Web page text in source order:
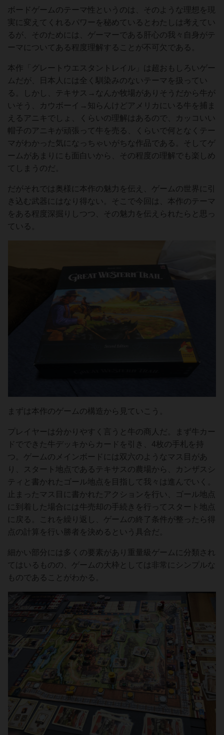
ボードゲームのテーマ性というのは、そのような理想を現
実に変えてくれるパワーを秘めているとわたしは考えてい
るが、そのためには、ゲーマーである肝心の我々自身がテ
ーマについてある程度理解することが不可欠である。
本作「グレートウエスタントレイル」は超おもしろいゲー
ムだが、日本人には全く馴染みのないテーマを扱ってい
る。しかし、テキサス→なんか牧場がありそうだから牛が
いそう、カウボーイ→知らんけどアメリカにいる牛を捕ま
えるアニキでしょ、くらいの理解はあるので、カッコいい
帽子のアニキが頑張って牛を売る、くらいで何となくテー
マがわかった気になっちゃいがちな作品である。そしてゲ
ームがあまりにも面白いから、その程度の理解でも楽しめ
てしまうのだ。
だがそれでは奥様に本作の魅力を伝え、ゲームの世界に引
き込む武器にはなり得ない。そこで今回は、本作のテーマ
をある程度深掘りしつつ、その魅力を伝えられたらと思っ
ている。
まずは本作のゲームの構造から見ていこう。
プレイヤーは分かりやすく言うと牛の商人だ。まず牛カー
ドでできた牛デッキからカードを引き、4枚の手札を持
つ。ゲームのメインボードには双六のようなマス目があ
り、スタート地点であるテキサスの農場から、カンザスシ
ティと書かれたゴール地点を目指して我々は進んでいく。
止まったマス目に書かれたアクションを行い、ゴール地点
に到着した場合には牛売却の手続きを行ってスタート地点
に戻る。これを繰り返し、ゲームの終了条件が整ったら得
点の計算を行い勝者を決めるという具合だ。
細かい部分には多くの要素があり重量級ゲームに分類され
てはいるものの、ゲームの大枠としては非常にシンプルな
ものであることがわかる。